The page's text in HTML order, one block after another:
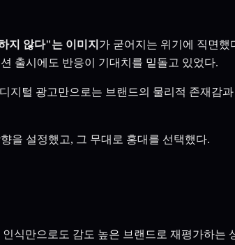
지 않다"는 이미지 가 굳어지는 위기에 직면했
출시에도 반응이 기대치를 밑돌고 있었다.
지털 광고만으로는 브랜드의 물리적 존재감과
을 설정했고, 그 무대로 홍대를 선택했다.
식만으로도 감도 높은 브랜드로 재평가하는